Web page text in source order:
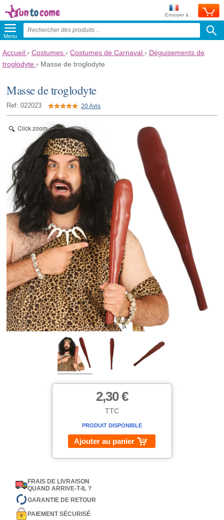
Envoyer à :
Menu
Accueil › Costumes › Costumes de Carnaval › Déguisements de
troglodyte › Masse de troglodyte
Masse de troglodyte
Ref: 022023 20 Avis
Click zoom
2,30 €
TTC
PRODUIT DISPONIBLE
Ajouter au panier
FRAIS DE LIVRAISON
QUAND ARRIVE-T-IL ?
GARANTIE DE RETOUR
PAIEMENT SÉCURISÉ